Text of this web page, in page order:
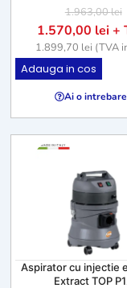
1.963,00lei
1.570,00 lei+
1.899,70 lei (TVA
Adauga in cos
Ai o
Aspirator cu injectie
Extract TOP